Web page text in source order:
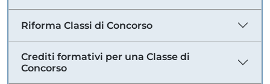
Riforma Classi di Concorso
Crediti formativi per una Classe di
Concorso